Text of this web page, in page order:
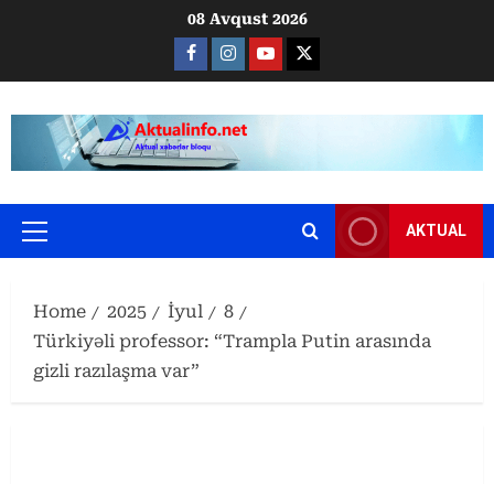
08 Avqust 2026
Facebook
Instagram
Youtube
X
Primary
AKTUAL
Home 2025 İyul
8
Türkiyəli professor: “Trampla Putin arasında
gizli razılaşma var”